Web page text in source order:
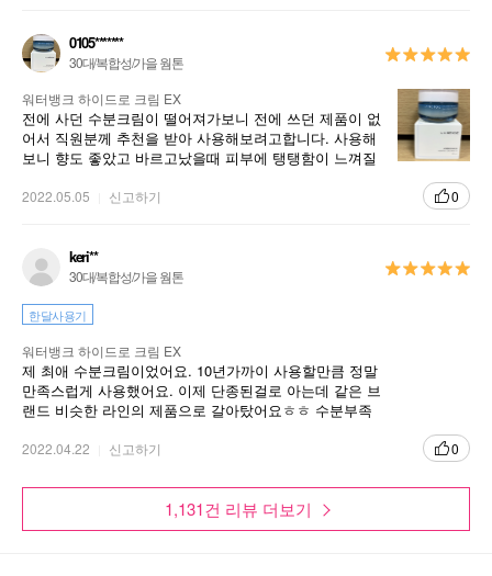
수분감 넘치고 맑게 빛나는 피부를 선사하는 수분
·보습 크림
Video
0105*******
30대/복합성/가을 웜톤
워터뱅크 하이드로 크림 EX
전에 사던 수분크림이 떨어져가보니 전에 쓰던 제품이 없
어서 직원분께 추천을 받아 사용해보려고합니다. 사용해
보니 향도 좋았고 바르고났을때 피부에 탱탱함이 느껴질
매할께요
2022.05.05 신고하기 0
keri**
30대/복합성/가을 웜톤
한달사용기
워터뱅크 하이드로 크림 EX
제 최애 수분크림이었어요. 10년가까이 사용할만큼 정말
만족스럽게 사용했어요. 이제 단종된걸로 아는데 같은 브
랜드 비슷한 라인의 제품으로 갈아탔어요ㅎㅎ 수분부족
촉한 수분크림이에요~
2022.04.22 신고하기 0
1,131건 리뷰 더보기